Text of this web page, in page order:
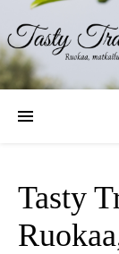
Tasty